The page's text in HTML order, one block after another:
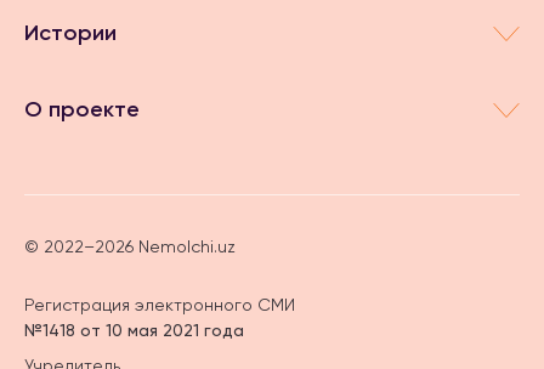
Истории
О проекте
© 2022–2026 Nemolchi.uz
Регистрация электронного СМИ
№1418 от 10 мая 2021 года